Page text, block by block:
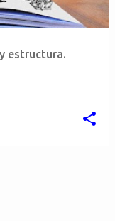
estructura.